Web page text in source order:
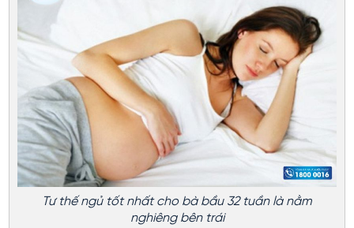
Tư thế ngủ tốt nhất cho bà bầu 32 tuần là nằm
nghiêng bên trái